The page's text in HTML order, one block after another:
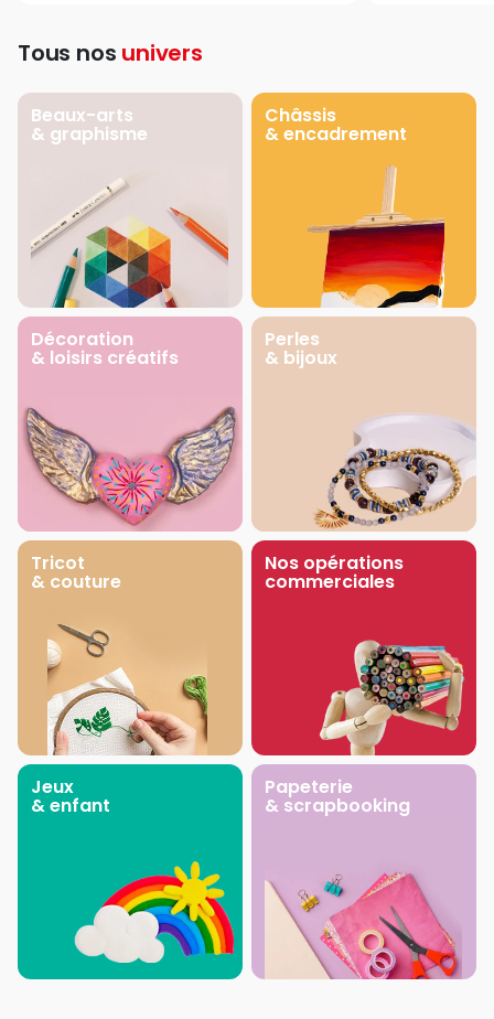
Tous nos univers
Beaux-arts
& graphisme
Châssis
& encadrement
Décoration
& loisirs créatifs
Perles
& bijoux
Tricot
& couture
Nos opérations
commerciales
Jeux
& enfant
Papeterie
& scrapbooking